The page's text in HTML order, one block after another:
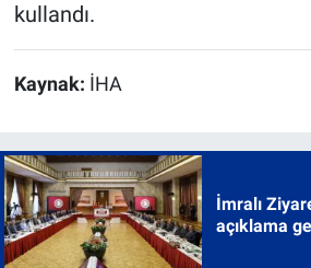
kullandı.
Kaynak: İHA
İmralı
açıklama